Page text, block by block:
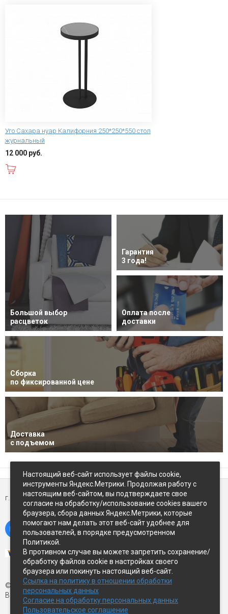
Уго Сахара нуар Калифорния 250*250*550 стол
журнальный
12 000 руб.
Большой выбор
расцветок
Гарантия
3 года!
Оплата после
доставки
Сборка
по фиксированной цене
Доставка
с подъемом
г. Петропавловск-Камчатский,ул Восточное-шоссе, д.5
© Экспострой, 2026 г.
Все права защищены
Настоящий веб-сайт использует файлы cookie,
инструменты Яндекс.Метрики. Продолжая работу с
настоящим веб-сайтом, вы подтверждаете свое
согласие на обработку/использование cookies вашего
браузера, сбора данных Яндекс.Метрики, которые
помогают нам делать этот веб-сайт удобнее для
пользователей, в порядке предусмотренном
Политикой.
В противном случае вы можете запретить сохранение/
обработку файлов cookie в настройках своего
браузера или покинуть настоящий веб-сайт.
Ссылка на политику в отношении обработки
персональных данных
Согласие на обработку персональных данных
Пользовательское соглашение